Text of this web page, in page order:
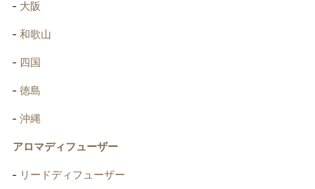
大阪
和歌山
四国
徳島
沖縄
アロマディフューザー
リードディフューザー